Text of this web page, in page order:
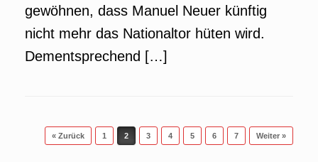
gewöhnen, dass Manuel Neuer künftig
nicht mehr das Nationaltor hüten wird.
Dementsprechend […]
Beitragsnavigation
« Zurück 1 2 3 4 5 6 7 Weiter »